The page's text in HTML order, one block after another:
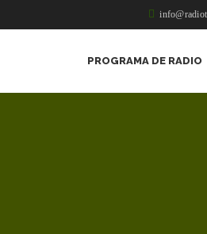
PROGRAMA DE RADIO